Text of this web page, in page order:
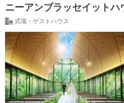
ニーアンブラッセイットハ
式場・ゲストハウス